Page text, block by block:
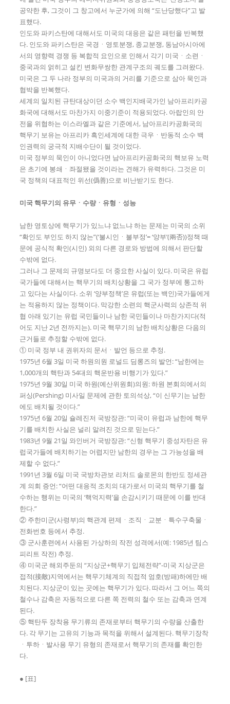
공약한 후, 그것이 그 창고에서 누군가에 의해 “도난당했다”고 발
표했다.
인도와 파키스탄에 대해서도 미국의 대응은 같은 패턴을 반복했
다. 인도와 파키스탄은 국경ㆍ영토분쟁, 종교분쟁, 동남아시아에
서의 영향력 경쟁 등 복합적 요인으로 인해서 각기 미국ㆍ소련ㆍ
중국과의 얽히고 설킨 변화무쌍한 관계구조의 궤도를 그려왔다.
미국은 그 두 나라 정부의 미국과의 거리를 기준으로 삼아 묵인과
협박을 반복했다.
세계의 일치된 규탄대상이던 소수 백인지배국가인 남아프리카공
화국에 대해서도 마찬가지 이중기준이 적용되었다. 아랍인의 안
전을 위협하는 이스라엘과 같은 기준에서, 남아프리카공화국의
핵무기 보유는 아프리카 흑인세계에 대한 극우ㆍ반동적 소수 백
인권력의 궁극적 지배수단이 될 것이었다.
미국 정부의 묵인이 아니었다면 남아프리카공화국의 핵보유 노력
은 초기에 봉쇄ㆍ좌절됐을 것이라는 견해가 유력하다. 그것은 미
국 정책의 대표적인 위선(僞善)으로 비난받기도 한다.
미국 핵무기의 유무 ㆍ 수량ㆍ 유형 ㆍ 성능
남한 영토상에 핵무기가 있느냐 없느냐 하는 문제는 미국의 소위
“확인도 부인도 하지 않는”(‘불시인ㆍ불부정’= ‘양부’(兩否))정책 때
문에 공식적 확인(시인) 외의 다른 경로와 방법에 의해서 판단할
수밖에 없다.
그러나 그 문제의 규명보다도 더 중요한 사실이 있다. 미국은 유럽
국가들에 대해서는 핵무기의 배치상황을 그 국가 정부에 통고하
고 있다는 사실이다. 소위 ‘양부정책’은 유럽(또는 백인)국가들에게
는 적용하지 않는 정책이다. 막강한 소련의 핵군사력의 상존적 위
협 아래 있기는 유럽 국민들이나 남한 국민들이나 마찬가지다(적
어도 지난 2년 전까지는). 미국 핵무기의 남한 배치상황은 다음의
근거들로 추정할 수밖에 없다.
① 미국 정부 내 권위자의 문서ㆍ발언 등으로 추정.
1975년 6월 3일 미국 하원의원 로널드 딤롱즈의 발언: “남한에는
1,000개의 핵탄과 54대의 핵운반용 비행기가 있다.”
1975년 9월 30일 미국 하원(예산위원회)의원: 하원 본회의에서의
퍼싱(Pershing) 미사일 문제에 관한 토의석상, “이 신무기는 남한
에도 배치될 것이다.”
1975년 6월 20일 슐레진저 국방장관: “미국이 유럽과 남한에 핵무
기를 배치한 사실은 널리 알려진 것으로 믿는다.”
1983년 9월 21일 와인버거 국방장관: “신형 핵무기 중성자탄은 유
럽국가들에 배치하기는 어렵지만 남한의 경우는 그 가능성을 배
제할 수 없다.”
1991년 3월 6일 미국 국방차관보 리처드 솔로몬의 한반도 정세관
계 의회 증언: “어떤 대응적 조치의 대가로서 미국의 핵무기를 철
수하는 행위는 미국의 ‘핵억지력’을 손감시키기 때문에 이를 반대
한다.”
② 주한미군(사령부)의 핵관계 편제ㆍ조직ㆍ교분ㆍ특수구축물ㆍ
전화번호 등에서 추정.
③ 군사훈련에서 사용된 가상하의 작전 성격에서(예: 1985년 팀스
피리트 작전) 추정.
④ 미국군 해외주둔의 “지상군+핵무기 입체전략”-미국 지상군은
접적(接敵)지역에서는 핵무기체계의 직접적 엄호(방패)하에만 배
치된다. 지상군이 있는 곳에는 핵무기가 있다. 따라서 그 어느 쪽의
철수나 감축은 자동적으로 다른 쪽 전력의 철수 또는 감축과 연계
된다.
⑤ 핵탄두 장착용 무기류의 존재로부터 핵무기의 수량을 산출한
다. 각 무기는 고유의 기능과 목적을 위해서 설계된다. 핵무기장착
ㆍ투하ㆍ발사용 무기 유형의 존재로서 핵무기의 존재를 확인한
다.
● [표]